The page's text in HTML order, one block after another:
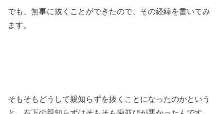
でも、無事に抜くことができたので、その経緯を書いてみ
ます。
そもそもどうして親知らずを抜くことになったのかという